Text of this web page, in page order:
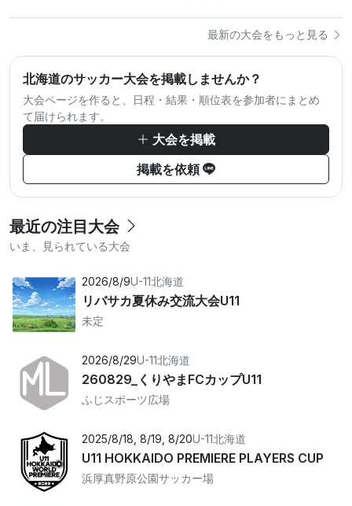
最新の大会をもっと見る
北海道のサッカー大会を掲載しませんか？
大会ページを作ると、日程・結果・順位表を参加者にまとめ
て届けられます。
大会を掲載
掲載を依頼
最近の注目大会
いま、見られている大会
2026/8/9U-11北海道
リバサカ夏休み交流大会U11
未定
2026/8/29U-11北海道
260829_くりやまFCカップU11
ふじスポーツ広場
2025/8/18, 8/19, 8/20U-11北海道
U11 HOKKAIDO PREMIERE PLAYERS CUP
浜厚真野原公園サッカー場